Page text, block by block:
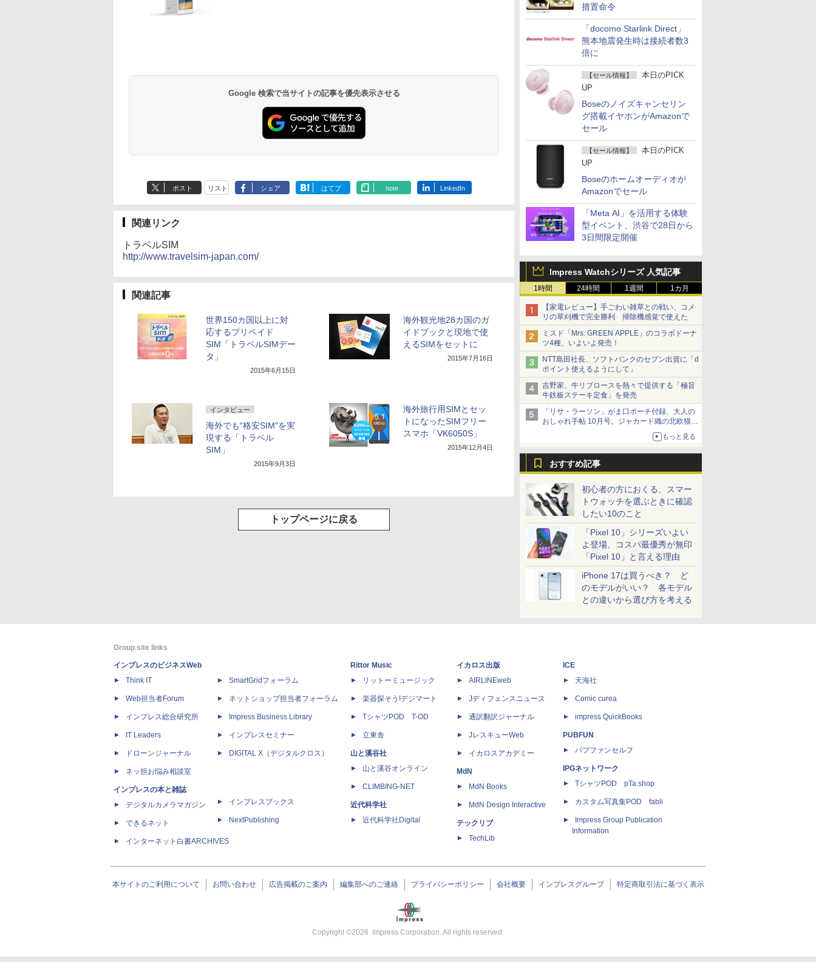
措置命令
「docomo Starlink Direct」
熊本地震発生時は接続者数3
倍に
【セール情報】
本日のPICK
UP
Boseのノイズキャンセリン
グ搭載イヤホンがAmazonで
セール
【セール情報】
本日のPICK
UP
Boseのホームオーディオが
Amazonでセール
「Meta AI」を活用する体験
型イベント、渋谷で28日から
3日間限定開催
Impress Watchシリーズ 人気記事
1時間 24時間 1週間 1カ月
【家電レビュー】手ごわい雑草との戦い、コメ
リの草刈機で完全勝利 掃除機感覚で使えた
ミスド「Mrs. GREEN APPLE」のコラボドーナ
ツ4種、いよいよ発売！
NTT島田社長、ソフトバンクのセブン出資に「d
ポイント使えるようにして」
吉野家、牛リブロースを熱々で提供する「極旨
牛鉄板ステーキ定食」を発売
「リサ・ラーソン」がま口ポーチ付録、大人の
おしゃれ手帖 10月号。ジャカード織の北欧猫デ
もっと見る
おすすめ記事
初心者の方におくる、スマー
トウォッチを選ぶときに確認
したい10のこと
「Pixel 10」シリーズいよい
よ登場、コスパ最優秀が無印
「Pixel 10」と言える理由
iPhone 17は買うべき？ ど
のモデルがいい？ 各モデル
との違いから選び方を考える
Google 検索で当サイトの記事を優先表示させる
ポスト リスト シェア はてブ note LinkedIn
関連リンク
トラベルSIM
http://www.travelsim-japan.com/
関連記事
世界150カ国以上に対
応するプリペイド
SIM「トラベルSIMデー
タ」
2015年6月15日
海外観光地28カ国のガ
イドブックと現地で使
えるSIMをセットに
2015年7月16日
インタビュー
海外でも“格安SIM”を実
現する「トラベル
SIM」
2015年9月3日
海外旅行用SIMとセッ
トになったSIMフリー
スマホ「VK6050S」
2015年12月4日
トップページに戻る
Group site links
インプレスのビジネスWeb
Think IT
Web担当者Forum
インプレス総合研究所
IT Leaders
ドローンジャーナル
ネッ担お悩み相談室
インプレスの本と雑誌
デジタルカメラマガジン
できるネット
インターネット白書ARCHIVES
SmartGridフォーラム
ネットショップ担当者フォーラム
Impress Business Library
インプレスセミナー
DIGITAL X（デジタルクロス）
インプレスブックス
NextPublishing
Rittor Music
リットーミュージック
楽器探そう!デジマート
TシャツPOD T-OD
立東舎
山と溪谷社
山と溪谷オンライン
CLIMBING-NET
近代科学社
近代科学社Digital
イカロス出版
AIRLINEweb
Jディフェンスニュース
通訳翻訳ジャーナル
JレスキューWeb
イカロスアカデミー
MdN
MdN Books
MdN Design Interactive
テックリブ
TechLib
ICE
天海社
Comic curea
impress QuickBooks
PUBFUN
パブファンセルフ
IPGネットワーク
TシャツPOD pTa.shop
カスタム写真集POD fabli
Impress Group Publication
Information
本サイトのご利用について お問い合わせ 広告掲載のご案内 編集部へのご連絡 プライバシーポリシー 会社概要 インプレスグループ 特定商取引法に基づく表示
Copyright ©2026 Impress Corporation. All rights reserved.